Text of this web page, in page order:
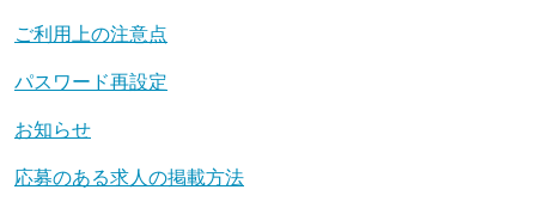
ご利用上の注意点
パスワード再設定
お知らせ
応募のある求人の掲載方法